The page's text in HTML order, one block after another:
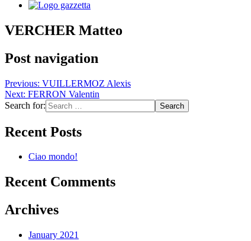
VERCHER Matteo
Post navigation
Previous: VUILLERMOZ Alexis
Next: FERRON Valentin
Search for:
Recent Posts
Ciao mondo!
Recent Comments
Archives
January 2021